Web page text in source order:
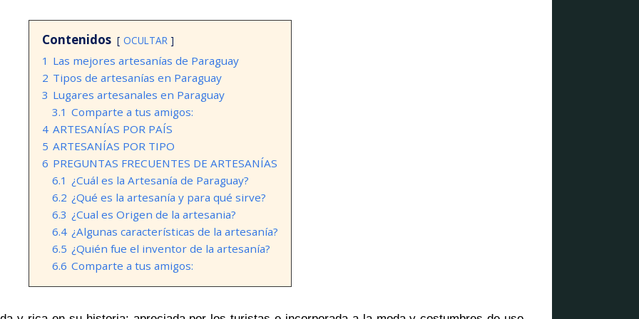
Contenidos OCULTAR
1 Las mejores artesanías de Paraguay
2 Tipos de artesanías en Paraguay
3 Lugares artesanales en Paraguay
3.1 Comparte a tus amigos:
4 ARTESANÍAS POR PAÍS
5 ARTESANÍAS POR TIPO
6 PREGUNTAS FRECUENTES DE ARTESANÍAS
6.1 ¿Cuál es la Artesanía de Paraguay?
6.2 ¿Qué es la artesanía y para qué sirve?
6.3 ¿Cual es Origen de la artesania?
6.4 ¿Algunas características de la artesanía?
6.5 ¿Quién fue el inventor de la artesanía?
6.6 Comparte a tus amigos: